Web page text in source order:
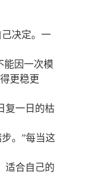
决定。一
能因一次模
更稳更
复一日的枯
。”每当这
适合自己的